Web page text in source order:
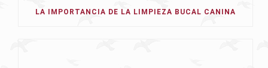
LA IMPORTANCIA DE LA LIMPIEZA BUCAL CANINA